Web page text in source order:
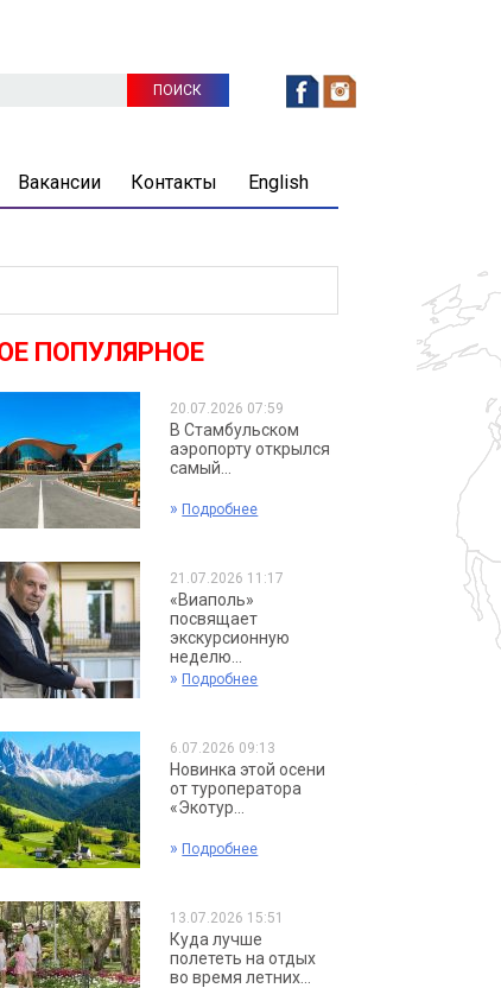
Вакансии Контакты English
ПОПУЛЯРНОЕ
20.07.2026 07:59
В Стамбульском
аэропорту открылся
самый...
» Подробнее
21.07.2026 11:17
«Виаполь»
посвящает
экскурсионную
неделю...
» Подробнее
6.07.2026 09:13
Новинка этой осени
от туроператора
«Экотур...
» Подробнее
13.07.2026 15:51
Куда лучше
полететь на отдых
во время летних...